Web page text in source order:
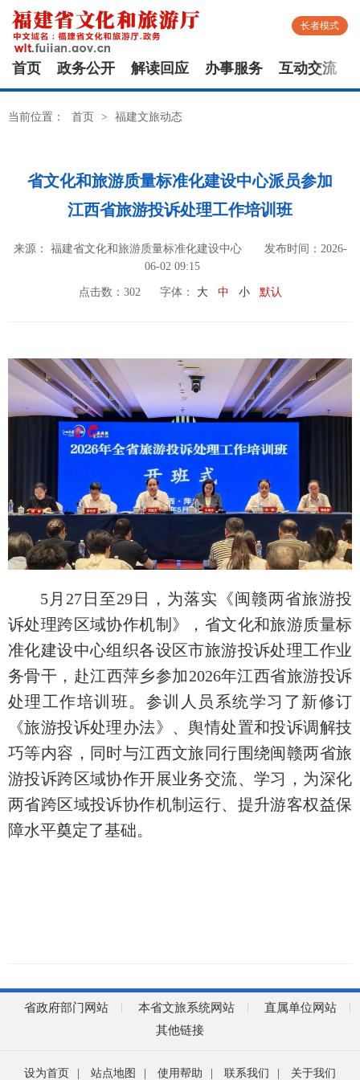
长者模式
首页 政务公开 解读回应 办事服务 互动交流
当前位置： 首页 > 福建文旅动态
省文化和旅游质量标准化建设中心派员参加
江西省旅游投诉处理工作培训班
来源： 福建省文化和旅游质量标准化建设中心
发布时间：2026-
06-02 09:15
点击数： 302 字体： 大 中 小 默认
5月27日至29日，为落实《闽赣两省旅游投
诉处理跨区域协作机制》，省文化和旅游质量标
准化建设中心组织各设区市旅游投诉处理工作业
务骨干，赴江西萍乡参加2026年江西省旅游投诉
处理工作培训班。参训人员系统学习了新修订
《旅游投诉处理办法》、舆情处置和投诉调解技
巧等内容，同时与江西文旅同行围绕闽赣两省旅
游投诉跨区域协作开展业务交流、学习，为深化
两省跨区域投诉协作机制运行、提升游客权益保
障水平奠定了基础。
省政府部门网站 本省文旅系统网站
直属单位网站
其他链接
设为首页 站点地图 使用帮助 联系我们 关于我们